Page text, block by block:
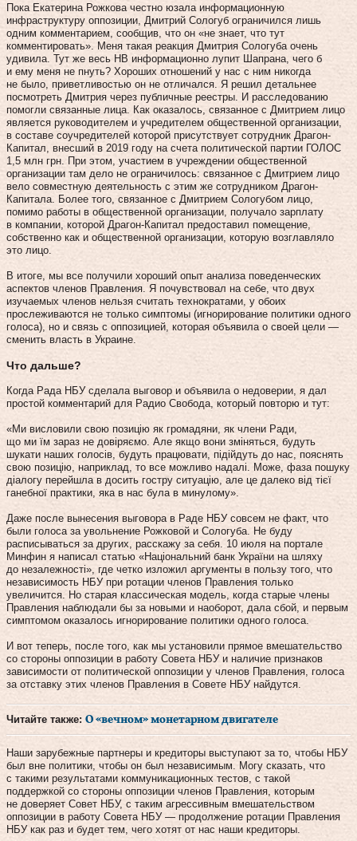
Пока Екатерина Рожкова честно юзала информационную
инфраструктуру оппозиции, Дмитрий Сологуб ограничился лишь
одним комментарием, сообщив, что он «не знает, что тут
комментировать». Меня такая реакция Дмитрия Сологуба очень
удивила. Тут же весь НВ информационно лупит Шапрана, чего б
и ему меня не пнуть? Хороших отношений у нас с ним никогда
не было, приветливостью он не отличался. Я решил детальнее
посмотреть Дмитрия через публичные реестры. И расследованию
помогли связанные лица. Как оказалось, связанное с Дмитрием лицо
является руководителем и учредителем общественной организации,
в составе соучредителей которой присутствует сотрудник Драгон-
Капитал, внесший в 2019 году на счета политической партии ГОЛОС
1,5 млн грн. При этом, участием в учреждении общественной
организации там дело не ограничилось: связанное с Дмитрием лицо
вело совместную деятельность с этим же сотрудником Драгон-
Капитала. Более того, связанное с Дмитрием Сологубом лицо,
помимо работы в общественной организации, получало зарплату
в компании, которой Драгон-Капитал предоставил помещение,
собственно как и общественной организации, которую возглавляло
это лицо.
В итоге, мы все получили хороший опыт анализа поведенческих
аспектов членов Правления. Я почувствовал на себе, что двух
изучаемых членов нельзя считать технократами, у обоих
прослеживаются не только симптомы (игнорирование политики одного
голоса), но и связь с оппозицией, которая объявила о своей цели —
сменить власть в Украине.
Что дальше?
Когда Рада НБУ сделала выговор и объявила о недоверии, я дал
простой комментарий для Радио Свобода, который повторю и тут:
«Ми висловили свою позицію як громадяни, як члени Ради,
що ми їм зараз не довіряємо. Але якщо вони зміняться, будуть
шукати наших голосів, будуть працювати, підійдуть до нас, пояснять
свою позицію, наприклад, то все можливо надалі. Може, фаза пошуку
діалогу перейшла в досить гостру ситуацію, але це далеко від тієї
ганебної практики, яка в нас була в минулому».
Даже после вынесения выговора в Раде НБУ совсем не факт, что
были голоса за увольнение Рожковой и Сологуба. Не буду
расписываться за других, расскажу за себя. 10 июля на портале
Минфин я написал статью «Національний банк України на шляху
до незалежності», где четко изложил аргументы в пользу того, что
независимость НБУ при ротации членов Правления только
увеличится. Но старая классическая модель, когда старые члены
Правления наблюдали бы за новыми и наоборот, дала сбой, и первым
симптомом оказалось игнорирование политики одного голоса.
И вот теперь, после того, как мы установили прямое вмешательство
со стороны оппозиции в работу Совета НБУ и наличие признаков
зависимости от политической оппозиции у членов Правления, голоса
за отставку этих членов Правления в Совете НБУ найдутся.
Читайте также: О «вечном» монетарном двигателе
Наши зарубежные партнеры и кредиторы выступают за то, чтобы НБУ
был вне политики, чтобы он был независимым. Могу сказать, что
с такими результатами коммуникационных тестов, с такой
поддержкой со стороны оппозиции членов Правления, которым
не доверяет Совет НБУ, с таким агрессивным вмешательством
оппозиции в работу Совета НБУ — продолжение ротации Правления
НБУ как раз и будет тем, чего хотят от нас наши кредиторы.